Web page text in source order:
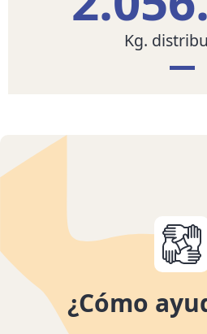
Kg.
¿Cómo